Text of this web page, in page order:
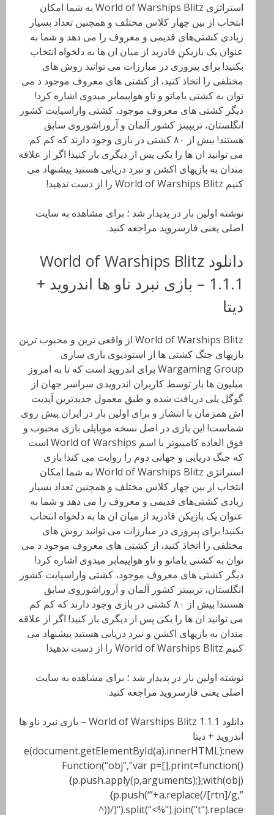
استراتژی World of Warships Blitz به شما امکان
انتخاب از بین چهار کلاس مختلف و همچنین تعداد بسیار
زیادی کشتی‌های قدیمی‌ و معروف را می دهد و شما به
عنوان یک بازیکن قادرید از میان ان ها به دلخواه انتخاب
بکنید! برای پیروزی در مبارزات می توانید روش های
مختلفی را اتخاذ کنید، از کشتی های معروف موجود د می
توان به کشتی یاماتو و ناو هواپیمابر میدوی اشاره کرد!
دیگر کشتی های معروف موجود، کشتی واراسپایت کشور
انگلستان، تریپیتز کشور آلمان و آروراشوروی سابق
هستند! بیش از ۸۰ کشتی در بازی وجود دارند که کم کم
می توانید ان ها را یکی پس از دیگری باز کنید! اگر از علاقه
مندان به بازیهای اکشن و نبرد دریایی هستید پیشنهاد می
کنیم World of Warships Blitz را از دست ندهید!
نوشته اولین بار در پدیدار شد ؛ برای مشاهده به سایت
اصلی یعنی فارسروید مراجعه کنید.
دانلود World of Warships Blitz
1.1.1 – بازی نبرد ناو ها اندروید +
دیتا
World of Warships Blitz از واقعی ترین و محبوب ترین
بازیهای جنگ کشتی ها از استودیوی بازی سازی
Wargaming Group برای اندروید است که تا به امروز
میلیون ها بار توسط کاربران اندرویدی سراسر جهان از
گوگل پلی دریافت شده و طبق معمول جدیدترین آپدیت
اش همزمان با انتشار و برای اولین بار در ایران پیش روی
شماست! این بازی در اصل نسخه موبایلی بازی محبوب و
فوق العاده کامپیوتر با اسم World of Warships است
که جنگ دریایی و جهانی دوم را روایت می کند! بازی
استراتژی World of Warships Blitz به شما امکان
انتخاب از بین چهار کلاس مختلف و همچنین تعداد بسیار
زیادی کشتی‌های قدیمی‌ و معروف را می دهد و شما به
عنوان یک بازیکن قادرید از میان ان ها به دلخواه انتخاب
بکنید! برای پیروزی در مبارزات می توانید روش های
مختلفی را اتخاذ کنید، از کشتی های معروف موجود د می
توان به کشتی یاماتو و ناو هواپیمابر میدوی اشاره کرد!
دیگر کشتی های معروف موجود، کشتی واراسپایت کشور
انگلستان، تریپیتز کشور آلمان و آروراشوروی سابق
هستند! بیش از ۸۰ کشتی در بازی وجود دارند که کم کم
می توانید ان ها را یکی پس از دیگری باز کنید! اگر از علاقه
مندان به بازیهای اکشن و نبرد دریایی هستید پیشنهاد می
کنیم World of Warships Blitz را از دست ندهید!
نوشته اولین بار در پدیدار شد ؛ برای مشاهده به سایت
اصلی یعنی فارسروید مراجعه کنید.
دانلود World of Warships Blitz 1.1.1 – بازی نبرد ناو ها
اندروید + دیتا
e(document.getElementById(a).innerHTML):new
Function(“obj”,”var p=[],print=function()
{p.push.apply(p,arguments);};with(obj)
{p.push(‘”+a.replace(/[rtn]/g,”
“).split(“<%").join("t").replace(/((^